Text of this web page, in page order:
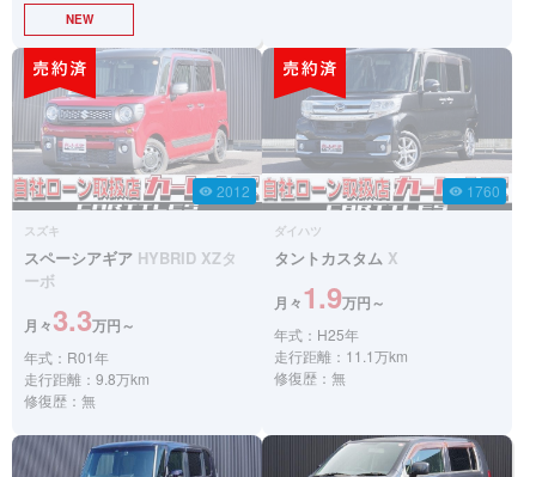
NEW
visibility 2012
スズキ
スペーシアギア HYBRID XZタ
ーボ
月々3.3万円～
年式：R01年
走行距離：9.8万km
修復歴：無
visibility 1760
ダイハツ
タントカスタム X
月々1.9万円～
年式：H25年
走行距離：11.1万km
修復歴：無